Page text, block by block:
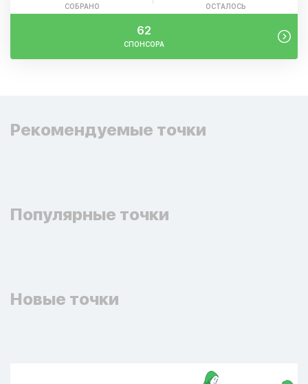
СОБРАНО ОСТАЛОСЬ
62
СПОНСОРА
Рекомендуемые точки
Популярные точки
Новые точки